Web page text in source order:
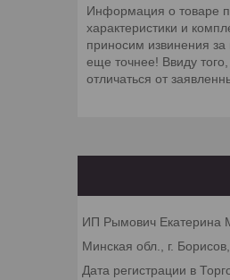
Информация о товаре
характеристики и
приносим извинения
еще точнее! Ввиду
отличаться от
ИП Рымович Екатерина
Минская обл., г.
Дата регистрации в